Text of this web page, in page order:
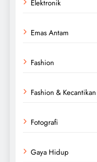
Elektronik
Emas Antam
Fashion
Fashion & Kecantikan
Fotografi
Gaya Hidup